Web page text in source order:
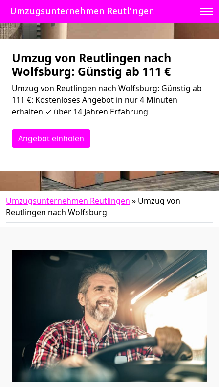
Umzugsunternehmen Reutlingen
Umzug von Reutlingen nach
Wolfsburg: Günstig ab 111 €
Umzug von Reutlingen nach Wolfsburg: Günstig ab
111 €: Kostenloses Angebot in nur 4 Minuten
erhalten ✓ über 14 Jahren Erfahrung
Angebot einholen
Umzugsunternehmen Reutlingen » Umzug von
Reutlingen nach Wolfsburg